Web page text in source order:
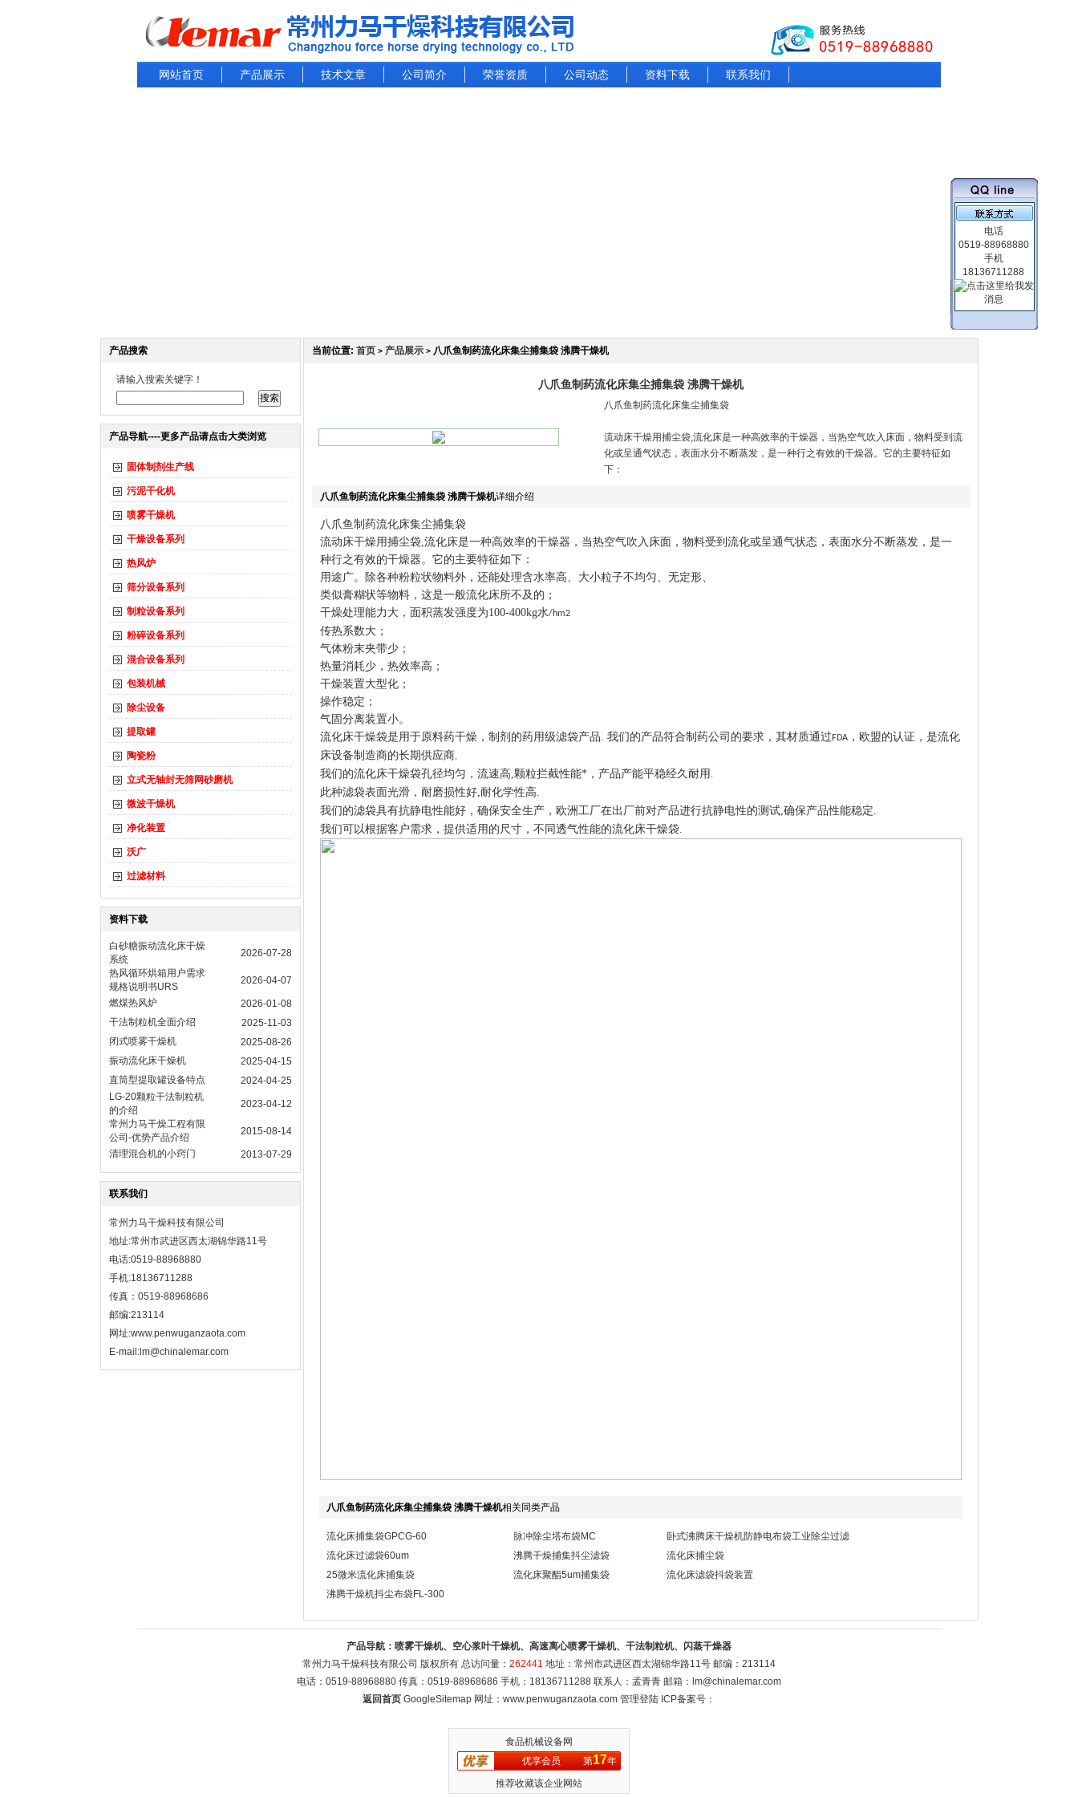
网站首页 产品展示 技术文章 公司简介 荣誉资质 公司动态 资料下载 联系我们
产品搜索
请输入搜索关键字！
产品导航----更多产品请点击大类浏览
固体制剂生产线
污泥干化机
喷雾干燥机
干燥设备系列
热风炉
筛分设备系列
制粒设备系列
粉碎设备系列
混合设备系列
包装机械
除尘设备
提取罐
陶瓷粉
立式无轴封无筛网砂磨机
微波干燥机
净化装置
沃广
过滤材料
资料下载
白砂糖振动流化床干燥
系统
2026-07-28
热风循环烘箱用户需求
规格说明书URS
2026-04-07
燃煤热风炉
2026-01-08
干法制粒机全面介绍
2025-11-03
闭式喷雾干燥机
2025-08-26
振动流化床干燥机
2025-04-15
直筒型提取罐设备特点
2024-04-25
LG-20颗粒干法制粒机
的介绍
2023-04-12
常州力马干燥工程有限
公司-优势产品介绍
2015-08-14
清理混合机的小窍门
2013-07-29
联系我们
常州力马干燥科技有限公司
地址:常州市武进区西太湖锦华路11号
电话:0519-88968880
手机:18136711288
传真：0519-88968686
邮编:213114
网址:www.penwuganzaota.com
E-mail:lm@chinalemar.com
当前位置: 首页 > 产品展示 >八爪鱼制药流化床集尘捕集袋 沸腾干燥机
八爪鱼制药流化床集尘捕集袋 沸腾干燥机
八爪鱼制药流化床集尘捕集袋
流动床干燥用捕尘袋,流化床是一种高效率的干燥器，当热空气吹入床面，物料受到流
化或呈通气状态，表面水分不断蒸发，是一种行之有效的干燥器。它的主要特征如
下：
八爪鱼制药流化床集尘捕集袋 沸腾干燥机详细介绍
八爪鱼制药流化床集尘捕集袋
流动床干燥用捕尘袋,流化床是一种高效率的干燥器，当热空气吹入床面，物料受到流化或呈通气状态，表面水分不断蒸发，是一
种行之有效的干燥器。它的主要特征如下：
用途广。除各种粉粒状物料外，还能处理含水率高、大小粒子不均匀、无定形、
类似膏糊状等物料，这是一般流化床所不及的；
干燥处理能力大，面积蒸发强度为100-400kg水/hm2
传热系数大；
气体粉末夹带少；
热量消耗少，热效率高；
干燥装置大型化；
操作稳定；
气固分离装置小。
流化床干燥袋是用于原料药干燥，制剂的药用级滤袋产品. 我们的产品符合制药公司的要求，其材质通过 FDA，欧盟的认证，是流化
床设备制造商的长期供应商,
我们的流化床干燥袋孔径均匀，流速高,颗粒拦截性能*，产品产能平稳经久耐用 .
此种滤袋表面光滑，耐磨损性好,耐化学性高.
我们的滤袋具有抗静电性能好，确保安全生产，欧洲工厂在出厂前对产品进行抗静电性的测试,确保产品性能稳定.
我们可以根据客户需求，提供适用的尺寸，不同透气性能的流化床干燥袋.
八爪鱼制药流化床集尘捕集袋 沸腾干燥机相关同类产品
流化床捕集袋GPCG-60 脉冲除尘塔布袋MC
卧式沸腾床干燥机防静电布袋工业除尘过滤
流化床过滤袋60um
沸腾干燥捕集抖尘滤袋
流化床捕尘袋
25微米流化床捕集袋
流化床聚酯5um捕集袋
流化床滤袋抖袋装置
沸腾干燥机抖尘布袋FL-300
产品导航： 喷雾干燥机、空心浆叶干燥机、高速离心喷雾干燥机、干法制粒机、闪蒸干燥器
常州力马干燥科技有限公司 版权所有 总访问量： 262441 地址：常州市武进区西太湖锦华路11号 邮编：213114
电话：0519-88968880 传真：0519-88968686 手机：18136711288 联系人：孟青青 邮箱： lm@chinalemar.com
返回首页 GoogleSitemap 网址：www.penwuganzaota.com 管理登陆 ICP备案号：
电话
0519-88968880
手机
18136711288
食品机械设备网
优享会员
第17年
推荐收藏该企业网站